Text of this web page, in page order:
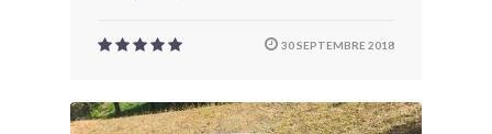
30 SEPTEMBRE 2018